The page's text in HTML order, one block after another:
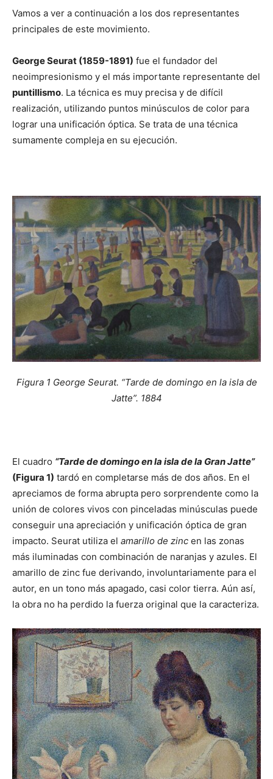
Vamos a ver a continuación a los dos representantes
principales de este movimiento.
George Seurat (1859-1891) fue el fundador del
neoimpresionismo y el más importante representante del
puntillismo. La técnica es muy precisa y de difícil
realización, utilizando puntos minúsculos de color para
lograr una unificación óptica. Se trata de una técnica
sumamente compleja en su ejecución.
Figura 1 George Seurat. “Tarde de domingo en la isla de
Jatte”. 1884
El cuadro “Tarde de domingo en la isla de la Gran Jatte”
(Figura 1) tardó en completarse más de dos años. En el
apreciamos de forma abrupta pero sorprendente como la
unión de colores vivos con pinceladas minúsculas puede
conseguir una apreciación y unificación óptica de gran
impacto. Seurat utiliza el amarillo de zinc en las zonas
más iluminadas con combinación de naranjas y azules. El
amarillo de zinc fue derivando, involuntariamente para el
autor, en un tono más apagado, casi color tierra. Aún así,
la obra no ha perdido la fuerza original que la caracteriza.